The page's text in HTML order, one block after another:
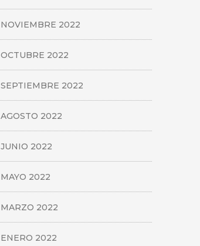
NOVIEMBRE 2022
OCTUBRE 2022
SEPTIEMBRE 2022
AGOSTO 2022
JUNIO 2022
MAYO 2022
MARZO 2022
ENERO 2022